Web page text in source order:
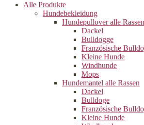
Alle Produkte
Hundebekleidung
Hundepullover alle Rassen
Dackel
Bulldogge
Französische
Kleine Hunde
Windhunde
Mops
Hundemantel alle Rassen
Dackel
Bulldoge
Französische
Kleine Hunde